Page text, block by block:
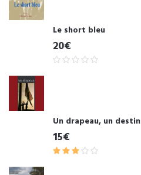
Le short bleu
20€
Un drapeau, un destin
15€